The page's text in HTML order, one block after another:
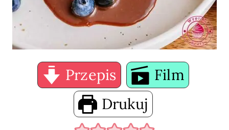
Przepis
Film
Drukuj